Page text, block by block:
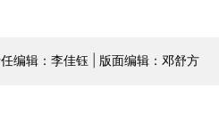
编辑：李佳钰 | 版面编辑：邓舒方